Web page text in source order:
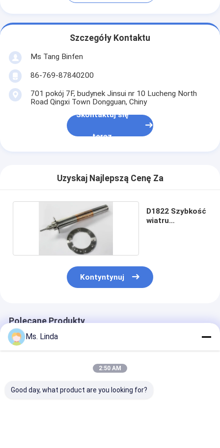
Szczegóły Kontaktu
Ms Tang Binfen
86-769-87840200
701 pokój 7F, budynek Jinsui nr 10 Lucheng North
Road Qingxi Town Dongguan, Chiny
Skontaktuj się
teraz
Uzyskaj Najlepszą Cenę Za
D1822 Szybkość
wiatru
Kontyntynuj
Polecane Produkty
Ms. Linda
2:50 AM
Good day, what product are you looking for?